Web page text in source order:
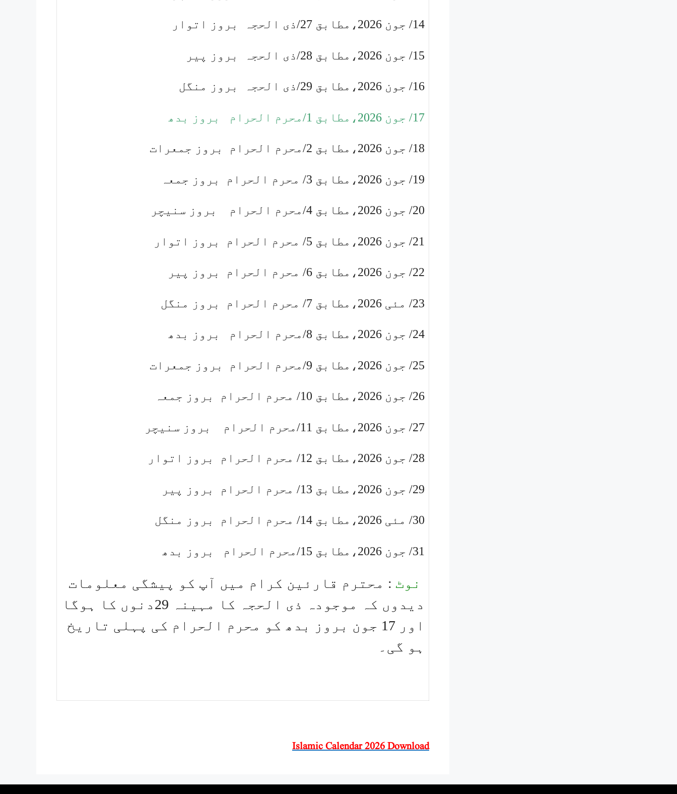
14/ جون 2026،مطابق 27/ذی الحجہ بروز اتوار
15/ جون 2026،مطابق 28/ذی الحجہ بروز پیر
16/ جون 2026،مطابق 29/ذی الحجہ بروز منگل
17/ جون 2026،مطابق 1/محرم الحرام بروز بدھ
18/ جون 2026،مطابق 2/محرم الحرام بروز جمعرات
19/ جون 2026،مطابق 3/ محرم الحرام بروز جمعہ
20/ جون 2026،مطابق 4/محرم الحرام بروز سنیچر
21/ جون 2026،مطابق 5/ محرم الحرام بروز اتوار
22/ جون 2026،مطابق 6/ محرم الحرام بروز پیر
23/ مئی 2026،مطابق 7/ محرم الحرام بروز منگل
24/ جون 2026،مطابق 8/محرم الحرام بروز بدھ
25/ جون 2026،مطابق 9/محرم الحرام بروز جمعرات
26/ جون 2026،مطابق 10/ محرم الحرام بروز جمعہ
27/ جون 2026،مطابق 11/محرم الحرام بروز سنیچر
28/ جون 2026،مطابق 12/ محرم الحرام بروز اتوار
29/ جون 2026،مطابق 13/ محرم الحرام بروز پیر
30/ مئی 2026،مطابق 14/ محرم الحرام بروز منگل
31/ جون 2026،مطابق 15/محرم الحرام بروز بدھ
نوٹ : محترم قارئین کرام میں آپ کو پیشگی معلومات
دیدوں کہ موجودہ ذی الحجہ کا مہینہ 29دنوں کا ہوگا
اور 17 جون بروز بدھ کو محرم الحرام کی پہلی تاریخ
ہو گی۔
Islamic Calendar 2026 Download